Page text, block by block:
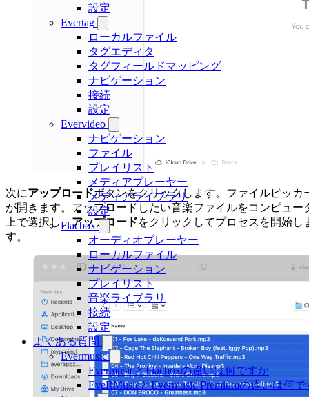
設定
Evertag
ローカルファイル
タグエディタ
タグフィールドマッピング
ナビゲーション
接続
設定
Evervideo
ナビゲーション
ファイル
プレイリスト
メディアプレーヤー
メディアライブラリ
設定
Flacbox
オーディオプレーヤー
ローカルファイル
ナビゲーション
プレイリスト
音楽ライブラリ
接続
設定
よくある質問
Evermusic
EvermusicとFlacboxの違いは何ですか
EveRMusicとEvermusic Premiumの違いは何で
次にアップロードボタンをクリックします。ファイルピッカ
が開きます。アップロードしたい音楽ファイルをコンピュー
上で選択し、アップロードをクリックしてプロセスを開始し
す。